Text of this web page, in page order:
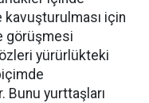
için
görüşmesi
yürürlükteki
Bunu yurttaşları